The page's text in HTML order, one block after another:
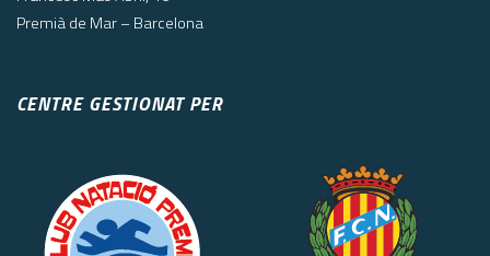
Premià de Mar – Barcelona
CENTRE GESTIONAT PER